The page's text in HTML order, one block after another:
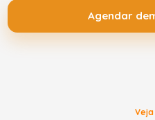
Agendar